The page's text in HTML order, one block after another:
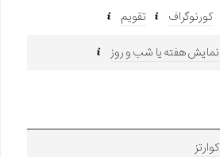
کورنوگراف
تقویم
نمایش هفته یا شب و روز
کوارتز